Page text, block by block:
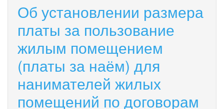
жилищного
фонда
на
2024
год»
размера
за
жилым
помещением
(платы
за
наём)
для
Об установлении размера
платы за пользование
жилым помещением
(платы за наём) для
нанимателей жилых
помещений по договорам